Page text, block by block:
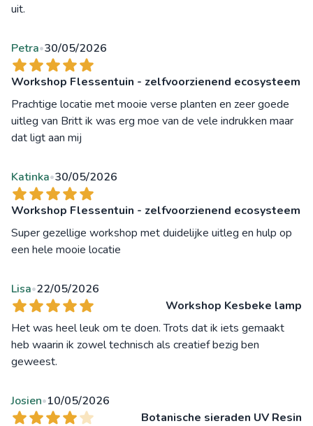
uit.
Petra•30/05/2026
Workshop Flessentuin - zelfvoorzienend ecosysteem
Prachtige locatie met mooie verse planten en zeer goede
uitleg van Britt ik was erg moe van de vele indrukken maar
dat ligt aan mij
Katinka•30/05/2026
Workshop Flessentuin - zelfvoorzienend ecosysteem
Super gezellige workshop met duidelijke uitleg en hulp op
een hele mooie locatie
Lisa•22/05/2026
Workshop Kesbeke lamp
Het was heel leuk om te doen. Trots dat ik iets gemaakt
heb waarin ik zowel technisch als creatief bezig ben
geweest.
Josien•10/05/2026
Botanische sieraden UV Resin